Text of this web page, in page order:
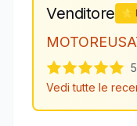
Venditore ⭐
Vedi tutte le